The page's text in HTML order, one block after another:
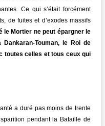
Ce qui s’était forcément
de fuites et d’exodes massifs
le Mortier ne peut épargner le
Dankaran-Touman, le Roi de
toutes celles et tous ceux qui
a duré pas moins de trente
pendant la Bataille de